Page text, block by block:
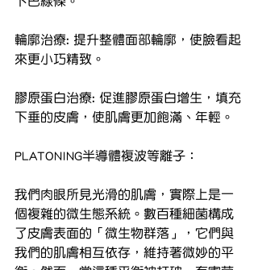
輪廓治療: 提升整體面部輪廓，使臉看起
來更小巧精致。
膠原蛋白治療: 促進膠原蛋白增生，填充
下垂的皮膚，使肌膚更加飽滿、年輕。
PLATONING半導體複波等離子：
我們肉眼所見光滑的肌膚，實際上是一
個複雜的微生態系統。數百種細菌構成
了皮膚表面的「微生物群落」，它們與
我們的肌膚相互依存，維持著微妙的平